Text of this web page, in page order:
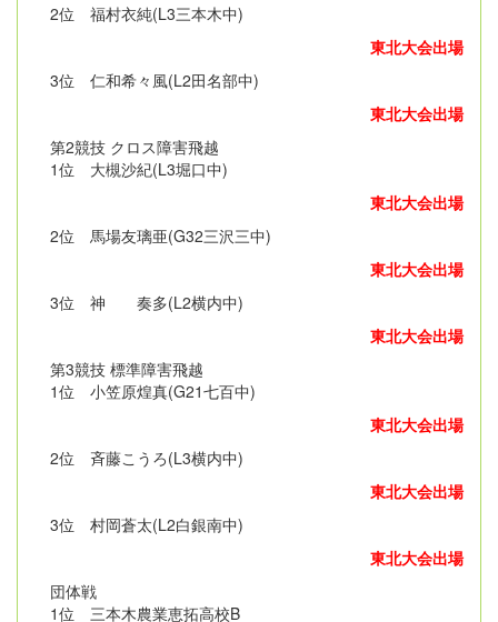
2位 福村衣純(L3三本木中)
東北大会出場
3位 仁和希々風(L2田名部中)
東北大会出場
第2競技 クロス障害飛越
1位 大槻沙紀(L3堀口中)
東北大会出場
2位 馬場友璃亜(G32三沢三中)
東北大会出場
3位 神 奏多(L2横内中)
東北大会出場
第3競技 標準障害飛越
1位 小笠原煌真(G21七百中)
東北大会出場
2位 斉藤こうろ(L3横内中)
東北大会出場
3位 村岡蒼太(L2白銀南中)
東北大会出場
団体戦
1位 三本木農業恵拓高校B